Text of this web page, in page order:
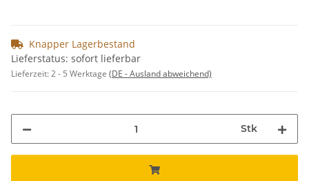
Knapper Lagerbestand
Lieferstatus: sofort lieferbar
Lieferzeit:2 - 5 Werktage (DE - Ausland abweichend)
Stk